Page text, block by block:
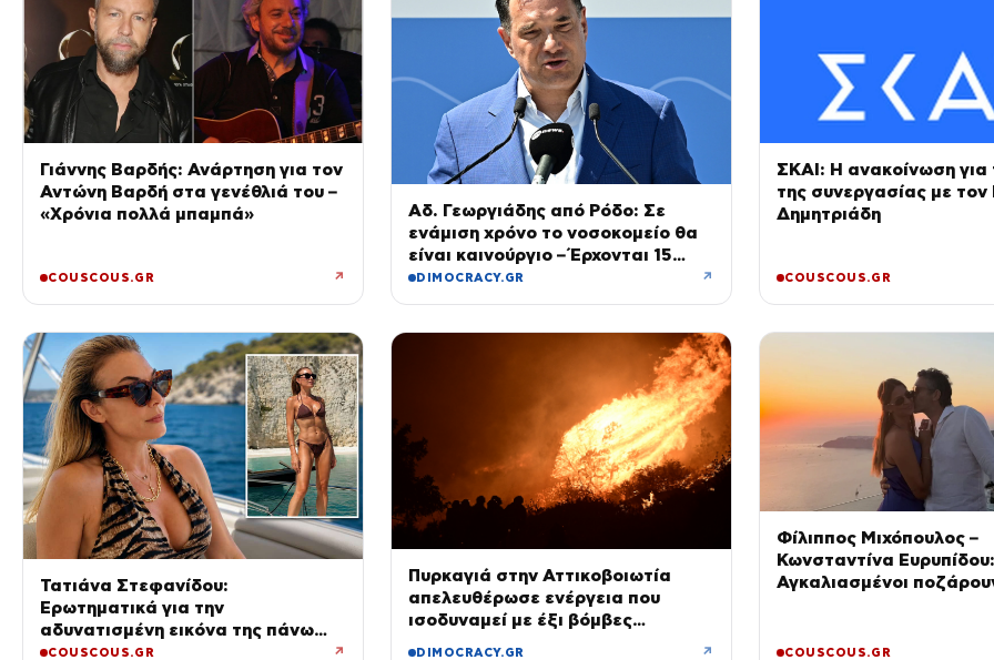
Γιάννης Βαρδής: Ανάρτηση για τον
Αντώνη Βαρδή στα γενέθλιά του –
«Χρόνια πολλά μπαμπά»
COUSCOUS.GR ↗
Αδ. Γεωργιάδης από Ρόδο: Σε
ενάμιση χρόνο το νοσοκομείο θα
είναι καινούργιο – Έρχονται 15
νοσηλευτές και ενισχύεται το
DIMOCRACY.GR ↗
ΣΚΑΙ: Η ανακοίνωση για
της συνεργασίας με τον
Δημητριάδη
COUSCOUS.GR
Τατιάνα Στεφανίδου:
Ερωτηματικά για την
αδυνατισμένη εικόνα της πάνω
στο σκάφος – Τι συμβαίνει με την
COUSCOUS.GR ↗
Πυρκαγιά στην Αττικοβοιωτία
απελευθέρωσε ενέργεια που
ισοδυναμεί με έξι βόμβες
DIMOCRACY.GR ↗
Φίλιππος Μιχόπουλος –
Κωνσταντίνα Ευρυπίδου:
Αγκαλιασμένοι
COUSCOUS.GR